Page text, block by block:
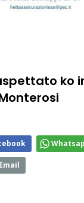
ko
Email